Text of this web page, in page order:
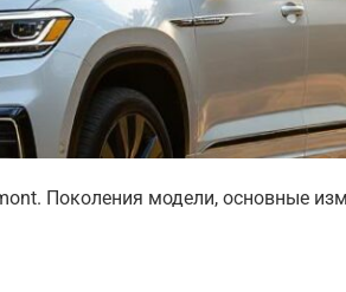
Поколения модели, основные